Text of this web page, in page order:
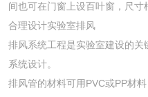
间也可在门窗上设百叶窗，尺寸
合理设计实验室排风
排风系统工程是实验室建设的
系统设计。
排风管的材料可用PVC或PP材